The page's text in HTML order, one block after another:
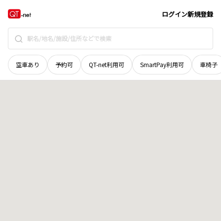
ログイン新規登録
空車あり 予約可 QT-net利用可 SmartPay利用可 車椅子
北海道